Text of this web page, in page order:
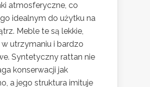
atmosferyczne, co
idealnym do użytku na
Meble te są lekkie,
w utrzymaniu i bardzo
Syntetyczny rattan nie
konserwacji jak
a jego struktura imituje